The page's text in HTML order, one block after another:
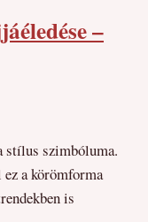
–
stílus szimbóluma.
a körömforma
is